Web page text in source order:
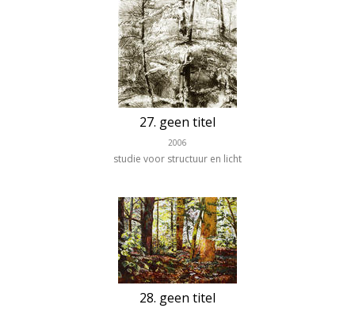
27. geen titel
2006
studie voor structuur en licht
28. geen titel